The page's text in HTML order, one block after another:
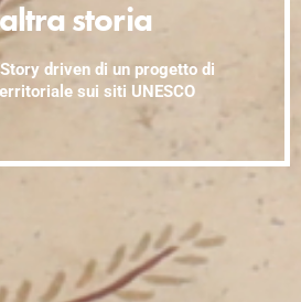
storia
Story driven di un progetto di
sui siti UNESCO